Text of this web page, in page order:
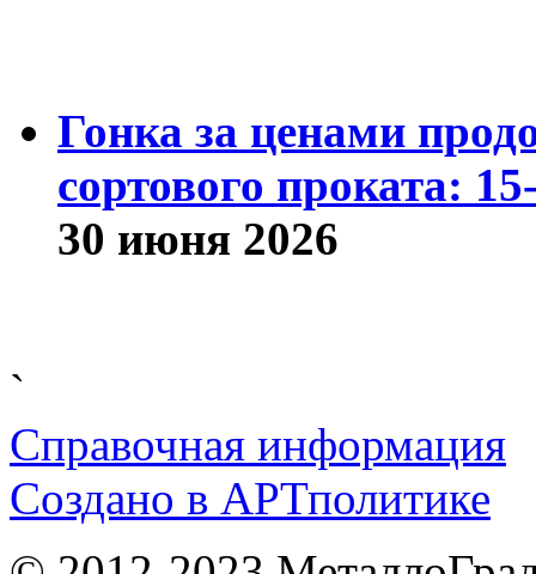
Гонка за ценами
сортового проката:
30 июня 2026
`
Справочная информация
Cоздано в АРТполитике